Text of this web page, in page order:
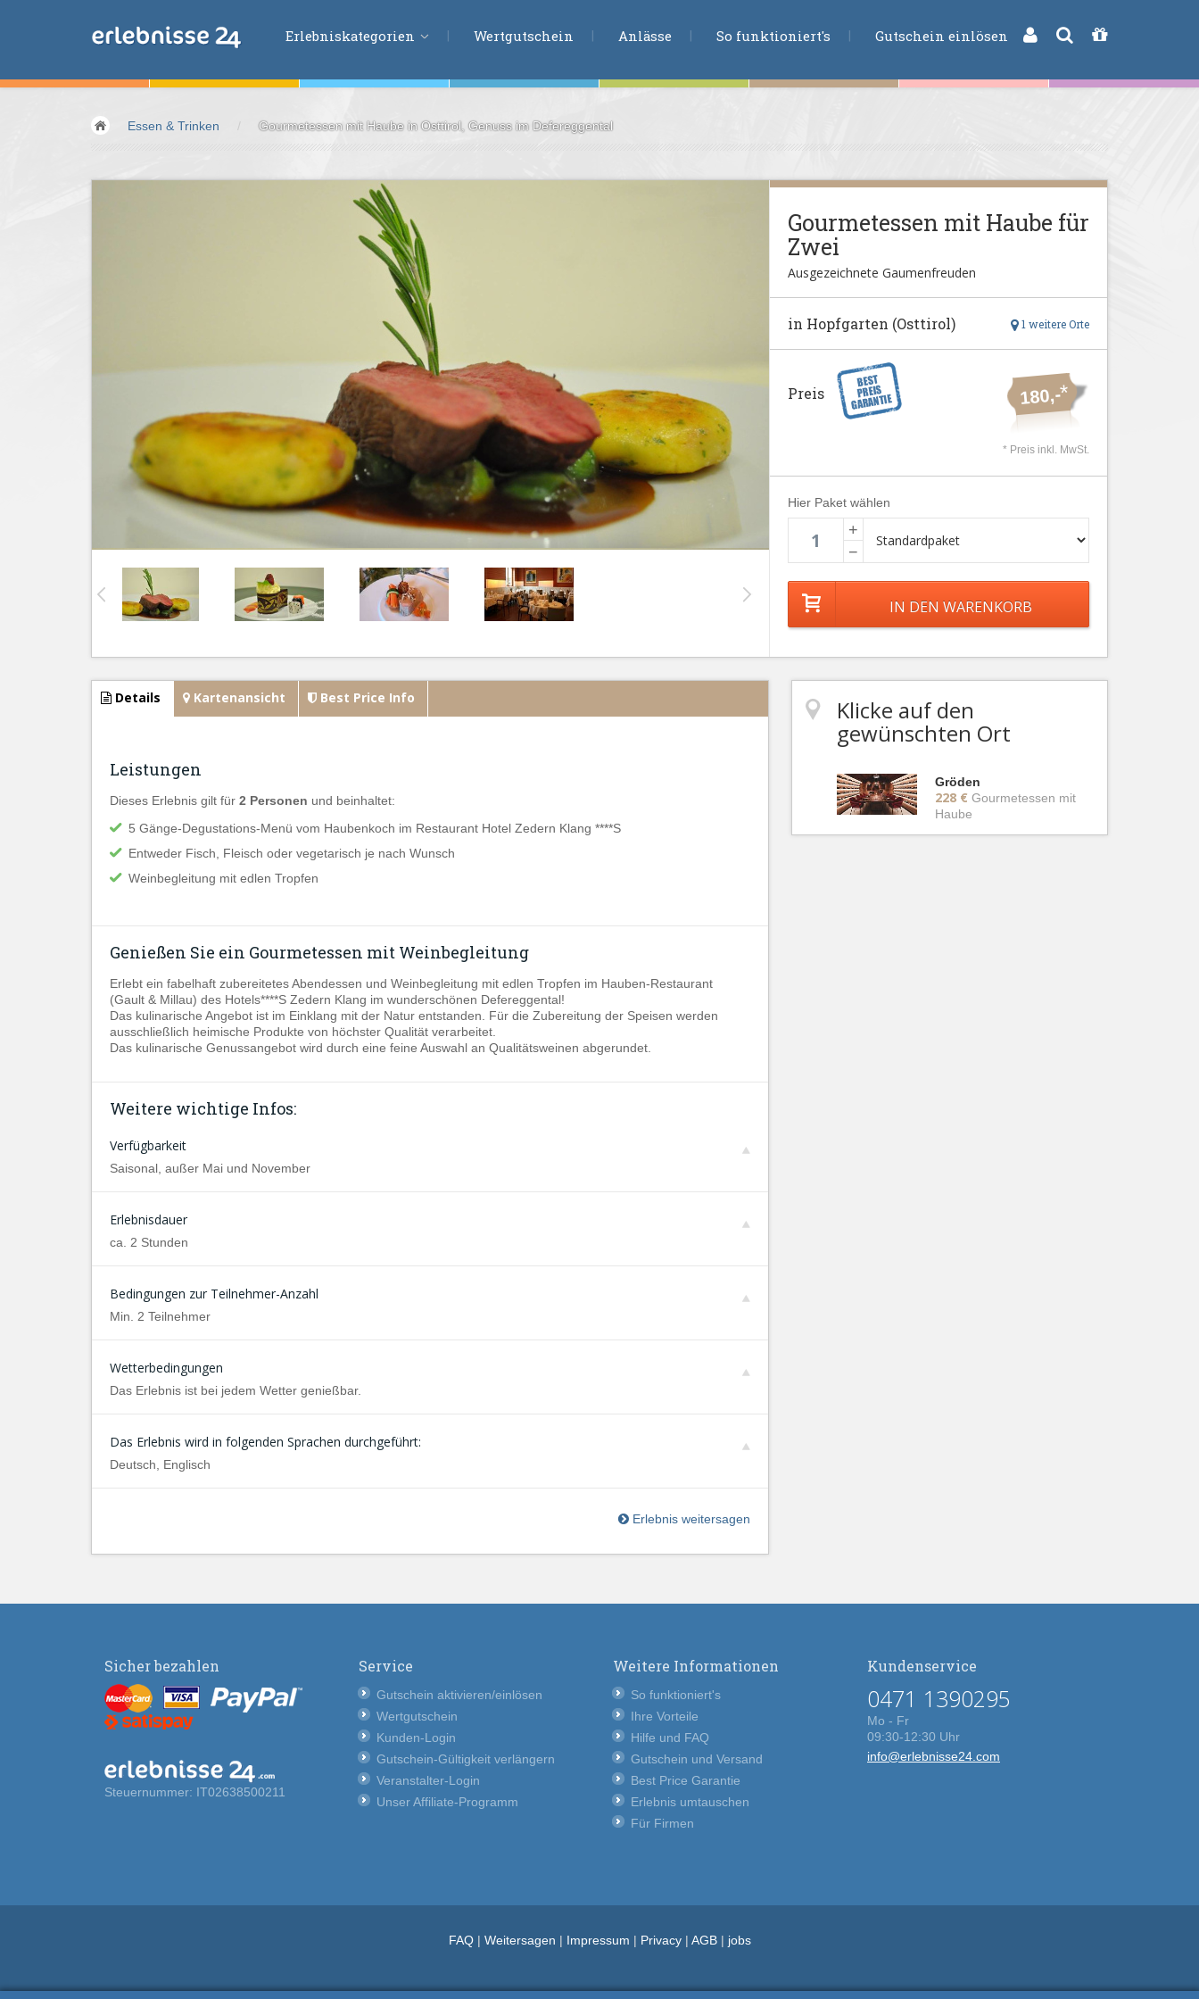
Erlebniskategorien
Fliegen &Gleiten
Abenteuer &Action
Fitness
Trinken
Gesundheit
Wind
Phantasie
Family
Übernachtungen
Wertgutschein Anlässe So funktioniert's Gutschein einlösen
Essen & Trinken / Gourmetessen mit Haube in Osttirol, Genuss im Defereggental
Gourmetessen mit Haube für
Zwei
Ausgezeichnete Gaumenfreuden
1 weitere Orte
in Hopfgarten (Osttirol)
180,-*
Preis
* Preis inkl. MwSt.
Hier Paket wählen
+
−
Details Kartenansicht Best Price Info
Leistungen
Dieses Erlebnis gilt für 2 Personen und beinhaltet:
5 Gänge-Degustations-Menü vom Haubenkoch im Restaurant Hotel Zedern Klang ****S
Entweder Fisch, Fleisch oder vegetarisch je nach Wunsch
Weinbegleitung mit edlen Tropfen
Genießen Sie ein Gourmetessen mit Weinbegleitung
Erlebt ein fabelhaft zubereitetes Abendessen und Weinbegleitung mit edlen Tropfen im Hauben-Restaurant
(Gault & Millau) des Hotels****S Zedern Klang im wunderschönen Defereggental!
Das kulinarische Angebot ist im Einklang mit der Natur entstanden. Für die Zubereitung der Speisen werden
ausschließlich heimische Produkte von höchster Qualität verarbeitet.
Das kulinarische Genussangebot wird durch eine feine Auswahl an Qualitätsweinen abgerundet.
Weitere wichtige Infos:
Verfügbarkeit
Saisonal, außer Mai und November
Erlebnisdauer
ca. 2 Stunden
Bedingungen zur Teilnehmer-Anzahl
Min. 2 Teilnehmer
Wetterbedingungen
Das Erlebnis ist bei jedem Wetter genießbar.
Das Erlebnis wird in folgenden Sprachen durchgeführt:
Deutsch, Englisch
Erlebnis weitersagen
Klicke auf den
gewünschten Ort
Gröden
228 € Gourmetessen mit
Haube
Sicher bezahlen
Steuernummer: IT02638500211
Service
Gutschein aktivieren/einlösen
Wertgutschein
Kunden-Login
Gutschein-Gültigkeit verlängern
Veranstalter-Login
Unser Affiliate-Programm
Weitere Informationen
So funktioniert's
Ihre Vorteile
Hilfe und FAQ
Gutschein und Versand
Best Price Garantie
Erlebnis umtauschen
Für Firmen
Kundenservice
0471 1390295
Mo - Fr
09:30-12:30 Uhr
info@erlebnisse24.com
FAQ| Weitersagen | Impressum | Privacy| AGB| jobs